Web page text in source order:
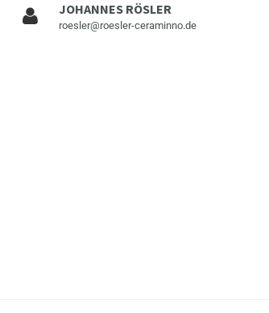
JOHANNES RÖSLER
roesler@roesler-ceraminno.de